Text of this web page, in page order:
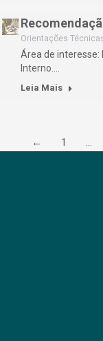
Orientações
Área de interesse:
Interno.…
Leia Mais
← 1 …